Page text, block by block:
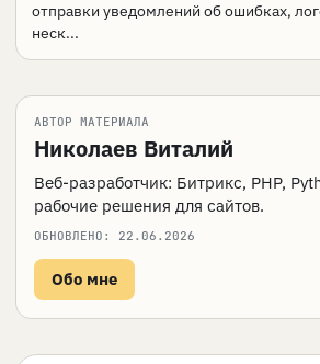
отправки уведомлений об ошибках,
неск...
АВТОР МАТЕРИАЛА
Николаев Виталий
Веб-разработчик: Битрикс, PHP,
рабочие решения для сайтов.
ОБНОВЛЕНО: 22.06.2026
Обо мне